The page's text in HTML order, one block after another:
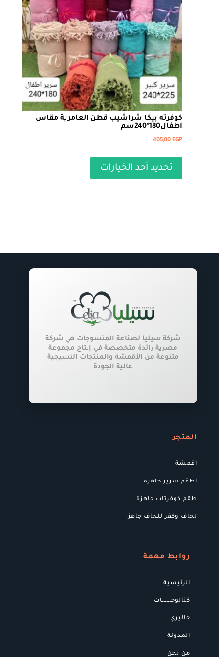
الخيارات
على
صفحة
المنتج
كوفرته بيكا شراشيب قطن العامرية مقاس
اطفال180*240سم
405,00 EGP
تحديد أحد الخيارات
من
اختيار
الخيارات
صفحة
المنتج
شركة سيليا لصناعة المنسوجات هي شركة
مصرية رائدة متخصصة في إنتاج مجموعة
متنوعة من الأقمشة والمنتجات النسيجية
عالية الجودة
المتجر
اقمشة
اطقم سرير جاهزه
طقم كوفرتات جاهزة
لحاف وكفر للحاف جاهز
روابط مهمة
الرئيسية
كتالوجــــــات
جاليري
المدونة
من نحن